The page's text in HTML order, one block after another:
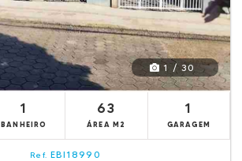
1 / 30
1
BANHEIRO
63
ÁREA M2
1
GARAGEM
Ref. EBI18990